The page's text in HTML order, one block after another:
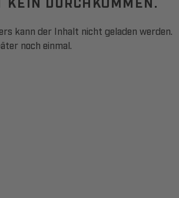
kann der Inhalt nicht geladen werden.
noch einmal.